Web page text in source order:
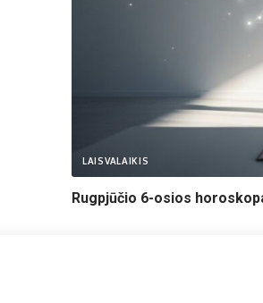
LAISVALAIKIS
Rugpjūčio 6-osios